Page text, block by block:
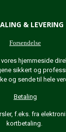
& LEVERING
Forsendelse
hjemmeside
sikkert og
og sende til hele
Betaling
f.eks. fra
kortbetaling.